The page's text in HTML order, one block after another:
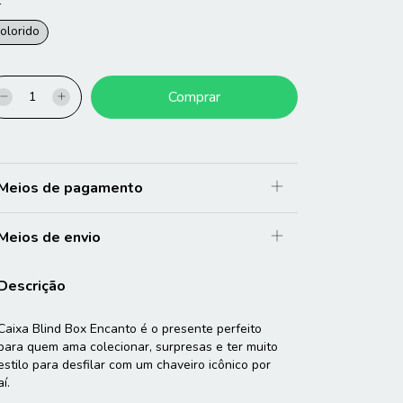
de pagamento
de envio
Blind Box Encanto é o presente perfeito
quem ama colecionar, surpresas e ter muito
para desfilar com um chaveiro icônico por